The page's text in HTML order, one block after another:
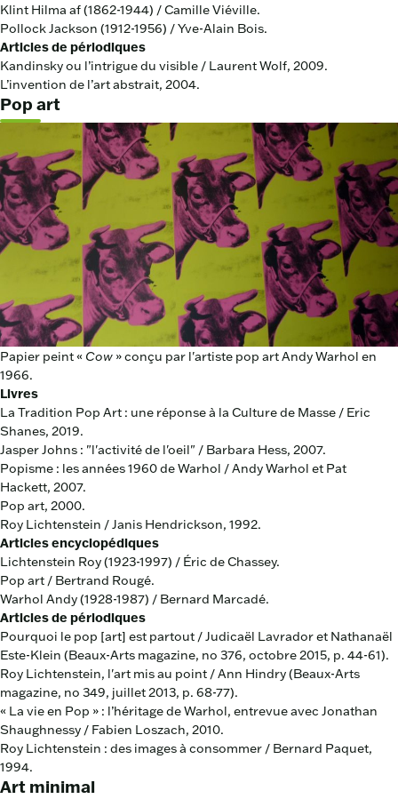
Klint Hilma af (1862-1944) / Camille Viéville.
Pollock Jackson (1912-1956) / Yve-Alain Bois.
Articles de périodiques
Kandinsky ou l’intrigue du visible / Laurent Wolf, 2009.
L’invention de l’art abstrait, 2004.
Pop art
Papier peint « Cow » conçu par l'artiste pop art Andy Warhol en
1966.
Livres
La Tradition Pop Art : une réponse à la Culture de Masse / Eric
Shanes, 2019.
Jasper Johns : "l'activité de l'oeil" / Barbara Hess, 2007.
Popisme : les années 1960 de Warhol / Andy Warhol et Pat
Hackett, 2007.
Pop art, 2000.
Roy Lichtenstein / Janis Hendrickson, 1992.
Articles encyclopédiques
Lichtenstein Roy (1923-1997) / Éric de Chassey.
Pop art / Bertrand Rougé.
Warhol Andy (1928-1987) / Bernard Marcadé.
Articles de périodiques
Pourquoi le pop [art] est partout / Judicaël Lavrador et Nathanaël
Este-Klein (Beaux-Arts magazine, no 376, octobre 2015, p. 44-61).
Roy Lichtenstein, l'art mis au point / Ann Hindry (Beaux-Arts
magazine, no 349, juillet 2013, p. 68-77).
« La vie en Pop » : l’héritage de Warhol, entrevue avec Jonathan
Shaughnessy / Fabien Loszach, 2010.
Roy Lichtenstein : des images à consommer / Bernard Paquet,
1994.
Art minimal